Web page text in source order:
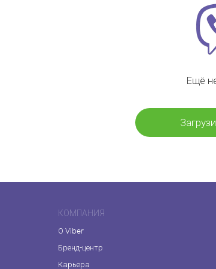
Ещё
КОМПАНИЯ
О Viber
Бренд-центр
Карьера